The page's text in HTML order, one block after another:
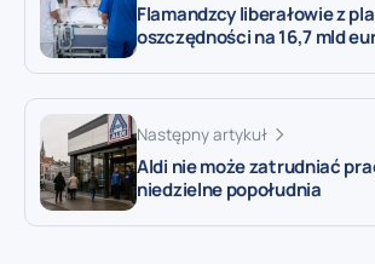
Flamandzcy liberałowie z
oszczędności na 16,7 mld
Następny artykuł
Aldi nie może zatrudniać
niedzielne popołudnia